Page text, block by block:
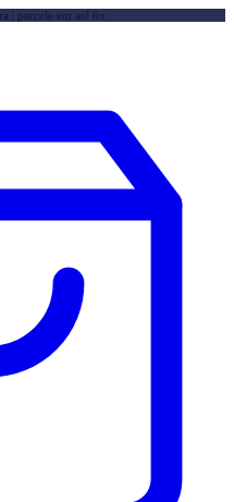
| parcele em até 6x